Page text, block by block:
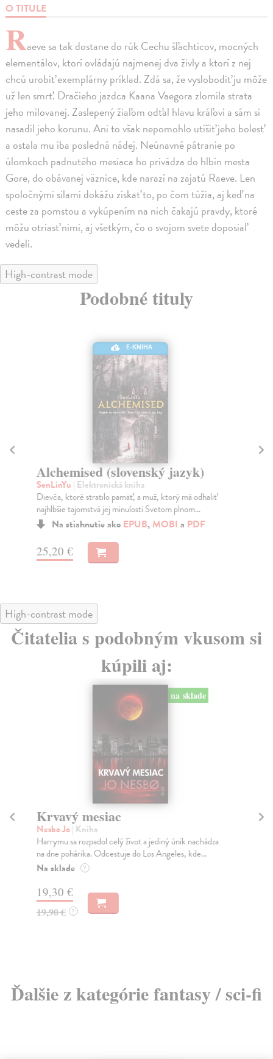
O TITULE
Raeve sa tak dostane do rúk Cechu šľachticov, mocných
elementálov, ktorí ovládajú najmenej dva živly a ktorí z nej
chcú urobiť exemplárny príklad. Zdá sa, že vyslobodiť ju môže
už len smrť. Dračieho jazdca Kaana Vaegora zlomila strata
jeho milovanej. Zaslepený žiaľom odťal hlavu kráľovi a sám si
nasadil jeho korunu. Ani to však nepomohlo utíšiť jeho bolesť
a ostala mu iba posledná nádej. Neúnavné pátranie po
úlomkoch padnutého mesiaca ho privádza do hlbín mesta
Gore, do obávanej väznice, kde narazí na zajatú Raeve. Len
spoločnými silami dokážu získať to, po čom túžia, aj keď na
ceste za pomstou a vykúpením na nich čakajú pravdy, ktoré
môžu otriasť nimi, aj všetkým, čo o svojom svete doposiaľ
vedeli.
High-contrast mode
Podobné tituly
E-KNIHA
Alchemised (slovenský jazyk)
SenLinYu | Elektronická kniha
Dievča, ktoré stratilo pamäť, a muž, ktorý má odhaliť
najhlbšie tajomstvá jej minulosti Svetom plnom...
Na stiahnutie ako EPUB,MOBI a PDF
25,20 €
High-contrast mode
Čitatelia s podobným vkusom si
kúpili aj:
na sklade
Krvavý mesiac
Nesbo Jo| Kniha
Harrymu sa rozpadol celý život a jediný únik nachádza
na dne pohárika. Odcestuje do Los Angeles, kde...
Na sklade ?
19,30 €
19,90 € ?
Ďalšie z kategórie fantasy / sci-fi